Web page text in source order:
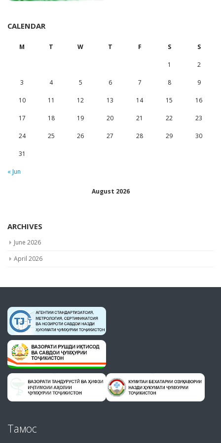
CALENDAR
August 2026
M T W T F S S
« Jun
1 2
3 4 5 6 7 8 9
10 11 12 13 14 15 16
17 18 19 20 21 22 23
24 25 26 27 28 29 30
31
ARCHIVES
June 2026
April 2026
Тамос